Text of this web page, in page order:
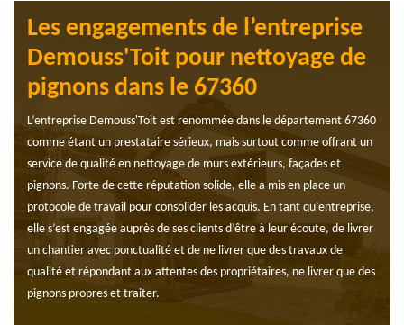
Les engagements de l’entreprise
Demouss'Toit pour nettoyage de
pignons dans le 67360
L’entreprise Demouss'Toit est renommée dans le département 67360
comme étant un prestataire sérieux, mais surtout comme offrant un
service de qualité en nettoyage de murs extérieurs, façades et
pignons. Forte de cette réputation solide, elle a mis en place un
protocole de travail pour consolider les acquis. En tant qu’entreprise,
elle s’est engagée auprès de ses clients d’être à leur écoute, de livrer
un chantier avec ponctualité et de ne livrer que des travaux de
qualité et répondant aux attentes des propriétaires, ne livrer que des
pignons propres et traiter.